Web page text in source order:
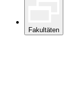
Fakultäten